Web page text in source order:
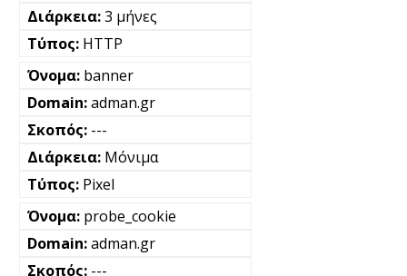
3 μήνες
HTTP
banner
adman.gr
---
Μόνιμα
Pixel
probe_cookie
adman.gr
---